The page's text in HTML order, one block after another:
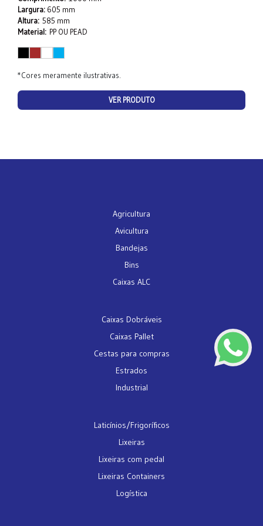
Largura: 605 mm
Altura: 585 mm
Material: PP OU PEAD
*Cores meramente ilustrativas.
VER PRODUTO
Agricultura
Avicultura
Bandejas
Bins
Caixas ALC
Caixas Dobráveis
Caixas Pallet
Cestas para compras
Estrados
Industrial
Laticínios/Frigoríficos
Lixeiras
Lixeiras com pedal
Lixeiras Containers
Logística